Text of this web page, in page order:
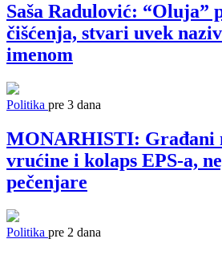
Saša Radulović: “Oluja”
čišćenja, stvari uvek
imenom
Politika pre 3 dana
MONARHISTI: Građani
vrućine i kolaps EPS-a,
pečenjare
Politika pre 2 dana